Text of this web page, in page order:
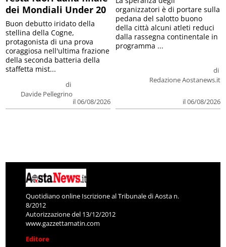
dei Mondiali Under 20
di
Davide Pellegrino
il 06/08/2026
Buon debutto iridato della
stellina della Cogne,
protagonista di una prova
coraggiosa nell'ultima frazione
della seconda batteria della
staffetta mist...
di
Redazione Aostanews.it
il 06/08/2026
organizzatori è di portare sulla
pedana del salotto buono
della città alcuni atleti reduci
dalla rassegna continentale in
programma ...
Quotidiano online Iscrizione al Tribunale di Aosta n.
8/2012
Autorizzazione del 13/12/2012
www.gazzettamatin.com
Editore